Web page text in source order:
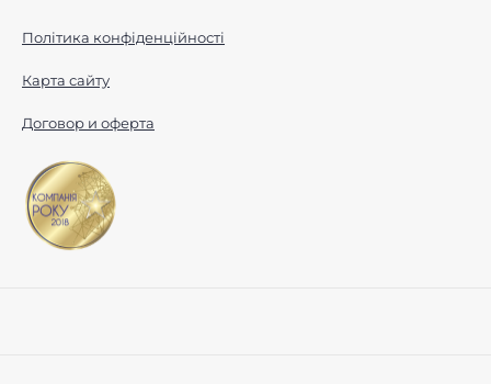
Політика конфіденційності
Карта сайту
Договор и оферта